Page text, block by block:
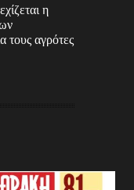
η
τους αγρότες